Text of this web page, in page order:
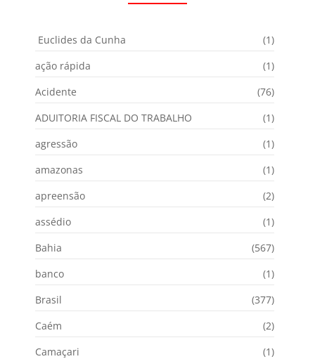
Euclides da Cunha
(1)
ação rápida
(1)
Acidente
(76)
ADUITORIA FISCAL DO TRABALHO
(1)
agressão
(1)
amazonas
(1)
apreensão
(2)
assédio
(1)
Bahia
(567)
banco
(1)
Brasil
(377)
Caém
(2)
Camaçari
(1)